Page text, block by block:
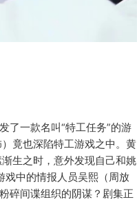
了一款名叫“特工任务”的游
竟也深陷特工游戏之中。黄
生之时，意外发现自己和姚
戏中的情报人员吴熙（周放
碎间谍组织的阴谋？剧集正